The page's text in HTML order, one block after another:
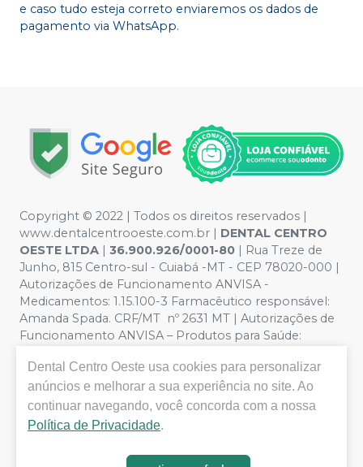
e caso tudo esteja correto enviaremos os dados de
pagamento via WhatsApp.
Copyright © 2022 | Todos os direitos reservados |
www.dentalcentrooeste.com.br | DENTAL CENTRO
OESTE LTDA | 36.900.926/0001-80 | Rua Treze de
Junho, 815 Centro-sul - Cuiabá -MT - CEP 78020-000 |
Autorizações de Funcionamento ANVISA -
Medicamentos: 1.15.100-3 Farmacêutico responsável:
Amanda Spada. CRF/MT nº 2631 MT | Autorizações de
Funcionamento ANVISA – Produtos para Saúde:
Segurança - Fotos meramente ilustrativas - Os preços e
condições da loja virtual estão sujeitos a alterações. Em
caso de divergência de preços no site, o valor válido é o
do Carrinho de Compra. Não vendemos por atacado,
compras de grandes volumes pelo site.
Dental Centro Oeste usa cookies para personalizar
anúncios e melhorar a sua experiência no site. Ao
continuar navegando, você concorda com a nossa
Política de Privacidade.